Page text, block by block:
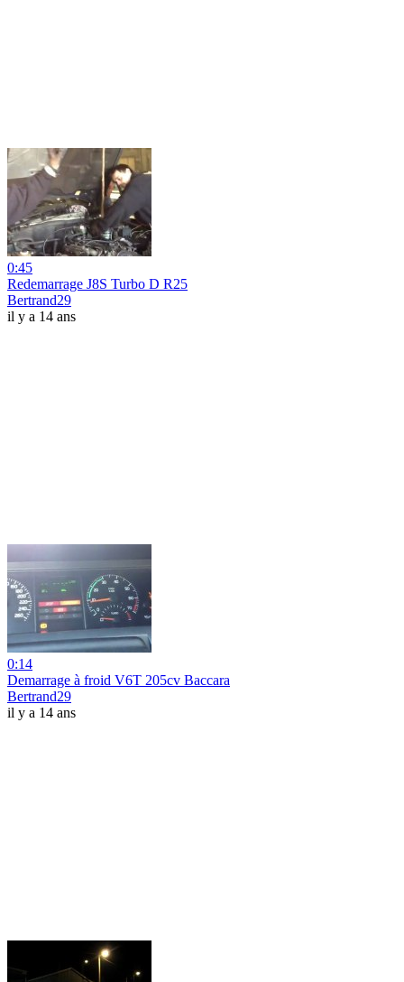
0:45
Redemarrage J8S Turbo D R25
Bertrand29
il y a 14 ans
0:14
Demarrage à froid V6T 205cv Baccara
Bertrand29
il y a 14 ans